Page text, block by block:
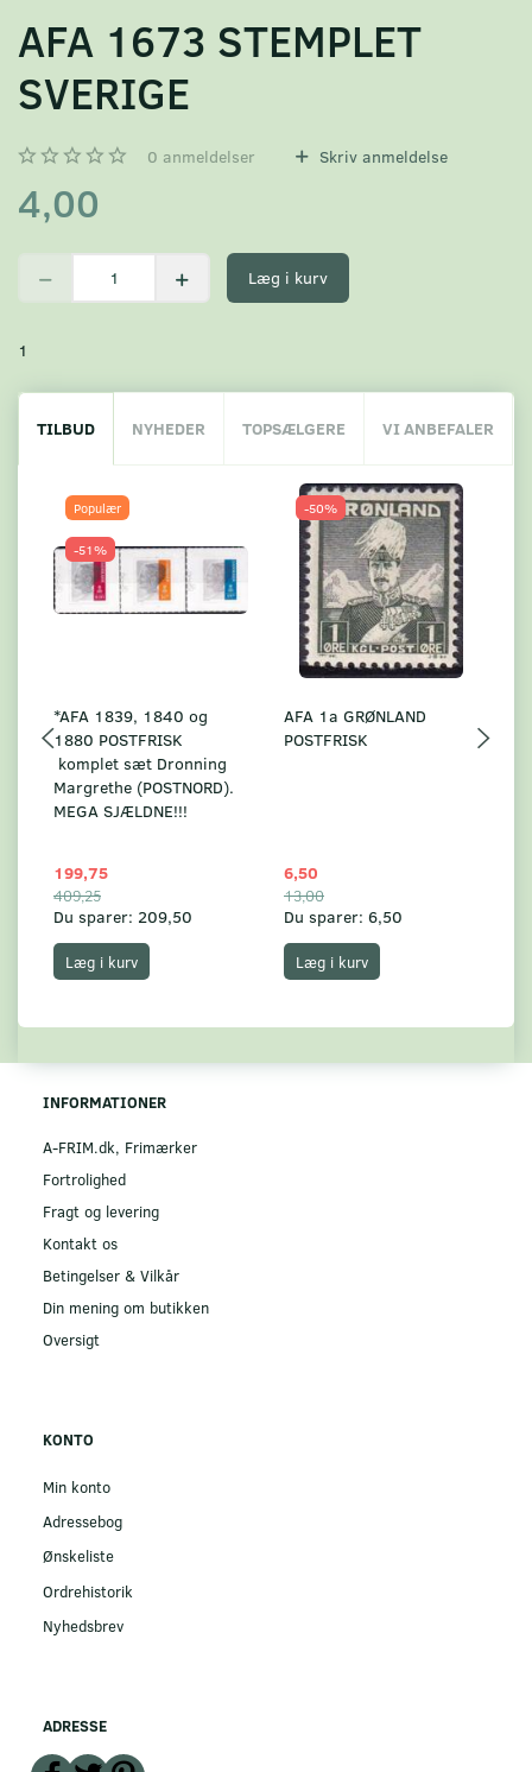
AFA 1673 STEMPLET
SVERIGE
0 anmeldelser Skriv anmeldelse
4,00
Læg i kurv
1
TILBUD NYHEDER TOPSÆLGERE VI ANBEFALER
Populær
-51%
*AFA 1839, 1840 og
1880 POSTFRISK
komplet sæt Dronning
Margrethe (POSTNORD).
MEGA SJÆLDNE!!!
199,75
409,25
Du sparer: 209,50
Læg i kurv
-50%
AFA 1a GRØNLAND
POSTFRISK
6,50
13,00
Du sparer: 6,50
Læg i kurv
INFORMATIONER
A-FRIM.dk, Frimærker
Fortrolighed
Fragt og levering
Kontakt os
Betingelser & Vilkår
Din mening om butikken
Oversigt
KONTO
Min konto
Adressebog
Ønskeliste
Ordrehistorik
Nyhedsbrev
ADRESSE